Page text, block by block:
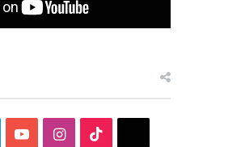
YouTubeInstagram